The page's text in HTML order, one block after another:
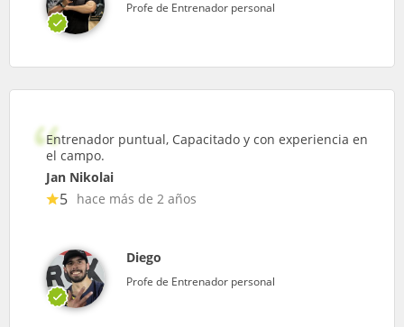
Profe de Entrenador personal
Entrenador puntual, Capacitado y con experiencia en
el campo.
Jan Nikolai
5 hace más de 2 años
Diego
Profe de Entrenador personal